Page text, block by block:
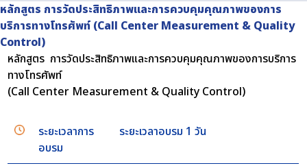
หลักสูตร การวัดประสิทธิภาพและการควบคุมคุณภาพของการ
บริการทางโทรศัพท์ (Call Center Measurement & Quality
Control)
หลักสูตร การวัดประสิทธิภาพและการควบคุมคุณภาพของการบริการ
ทางโทรศัพท์
(Call Center Measurement & Quality Control)
ระยะเวลาการ
อบรม
ระยะเวลาอบรม 1 วัน